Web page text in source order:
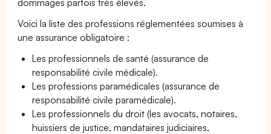
Voici la liste des professions réglementées soumises à
une assurance obligatoire :
Les professionnels de santé (assurance de
responsabilité civile médicale).
Les professions paramédicales (assurance de
responsabilité civile paramédicale).
Les professionnels du droit (les avocats, notaires,
huissiers de justice, mandataires judiciaires,